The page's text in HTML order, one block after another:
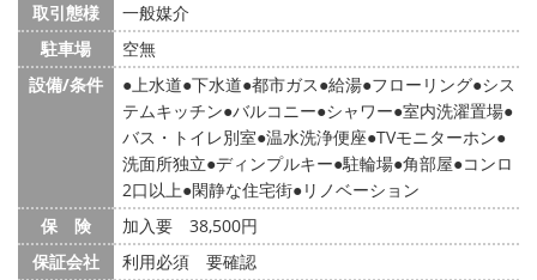
取引態様
一般媒介
駐車場
空無
設備/条件
上水道 下水道 都市ガス 給湯 フローリング シス
テムキッチン バルコニー シャワー 室内洗濯置場
バス・トイレ別室 温水洗浄便座 TVモニターホン
洗面所独立 ディンプルキー 駐輪場 角部屋 コンロ
2口以上 閑静な住宅街 リノベーション
保 険
加入要 38,500円
保証会社
利用必須 要確認